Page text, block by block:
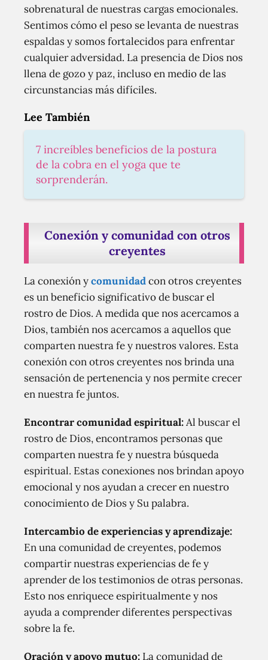
sobrenatural de nuestras cargas emocionales.
Sentimos cómo el peso se levanta de nuestras
espaldas y somos fortalecidos para enfrentar
cualquier adversidad. La presencia de Dios nos
llena de gozo y paz, incluso en medio de las
circunstancias más difíciles.
Lee También
7 increíbles beneficios de la postura
de la cobra en el yoga que te
sorprenderán.
Conexión y comunidad con otros
creyentes
La conexión ycomunidadcon otros creyentes
es un beneficio significativo de buscar el
rostro de Dios. A medida que nos acercamos a
Dios, también nos acercamos a aquellos que
comparten nuestra fe y nuestros valores. Esta
conexión con otros creyentes nos brinda una
sensación de pertenencia y nos permite crecer
en nuestra fe juntos.
Encontrar comunidad espiritual:Al buscar el
rostro de Dios, encontramos personas que
comparten nuestra fe y nuestra búsqueda
espiritual. Estas conexiones nos brindan apoyo
emocional y nos ayudan a crecer en nuestro
conocimiento de Dios y Su palabra.
Intercambio de experiencias y aprendizaje:
En una comunidad de creyentes, podemos
compartir nuestras experiencias de fe y
aprender de los testimonios de otras personas.
Esto nos enriquece espiritualmente y nos
ayuda a comprender diferentes perspectivas
sobre la fe.
Oración y apoyo mutuo: La comunidad de